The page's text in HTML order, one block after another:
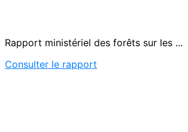
Rapport ministériel des forêts sur les ...
Consulter le rapport